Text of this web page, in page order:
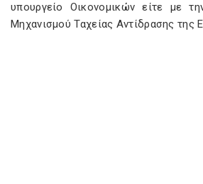
υπουργείο Οικονομικών είτε με
Μηχανισμού Ταχείας Αντίδρασης της